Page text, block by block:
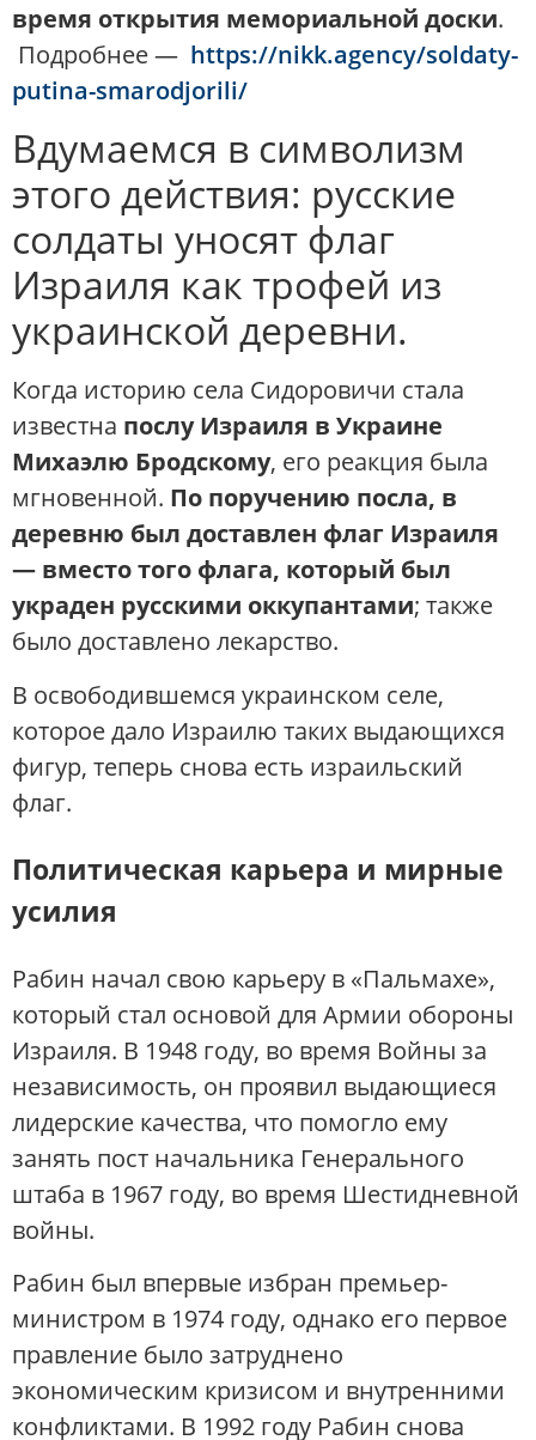
время открытия мемориальной доски.
Подробнее — https://nikk.agency/soldaty-
putina-smarodjorili/
Вдумаемся в символизм
этого действия: русские
солдаты уносят флаг
Израиля как трофей из
украинской деревни.
Когда историю села Сидоровичи стала
известна послу Израиля в Украине
Михаэлю Бродскому, его реакция была
мгновенной. По поручению посла, в
деревню был доставлен флаг Израиля
— вместо того флага, который был
украден русскими оккупантами; также
было доставлено лекарство.
В освободившемся украинском селе,
которое дало Израилю таких выдающихся
фигур, теперь снова есть израильский
флаг.
Политическая карьера и мирные
усилия
Рабин начал свою карьеру в «Пальмахе»,
который стал основой для Армии обороны
Израиля. В 1948 году, во время Войны за
независимость, он проявил выдающиеся
лидерские качества, что помогло ему
занять пост начальника Генерального
штаба в 1967 году, во время Шестидневной
войны.
Рабин был впервые избран премьер-
министром в 1974 году, однако его первое
правление было затруднено
экономическим кризисом и внутренними
конфликтами. В 1992 году Рабин снова